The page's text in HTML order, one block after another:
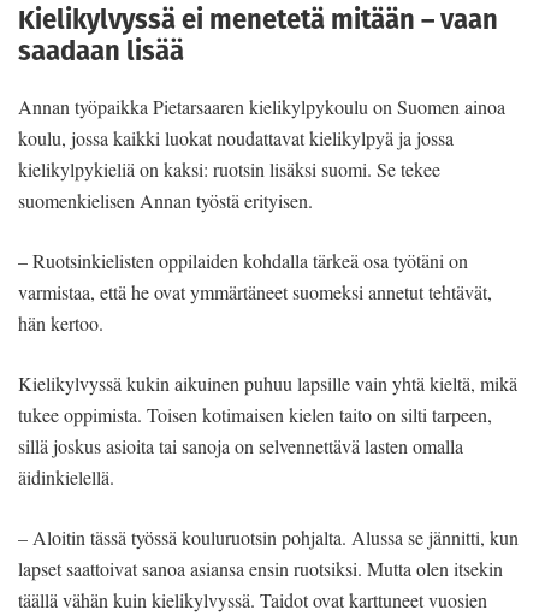
Kielikylvyssä ei menetetä mitään – vaan
saadaan lisää
Annan työpaikka Pietarsaaren kielikylpykoulu on Suomen ainoa
koulu, jossa kaikki luokat noudattavat kielikylpyä ja jossa
kielikylpykieliä on kaksi: ruotsin lisäksi suomi. Se tekee
suomenkielisen Annan työstä erityisen.
– Ruotsinkielisten oppilaiden kohdalla tärkeä osa työtäni on
varmistaa, että he ovat ymmärtäneet suomeksi annetut tehtävät,
hän kertoo.
Kielikylvyssä kukin aikuinen puhuu lapsille vain yhtä kieltä, mikä
tukee oppimista. Toisen kotimaisen kielen taito on silti tarpeen,
sillä joskus asioita tai sanoja on selvennettävä lasten omalla
äidinkielellä.
– Aloitin tässä työssä kouluruotsin pohjalta. Alussa se jännitti, kun
lapset saattoivat sanoa asiansa ensin ruotsiksi. Mutta olen itsekin
täällä vähän kuin kielikylvyssä. Taidot ovat karttuneet vuosien